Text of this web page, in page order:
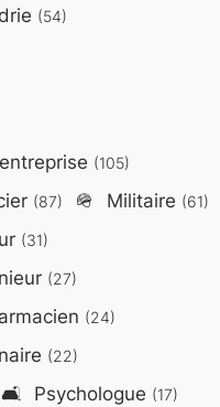
(54)
(105)
(87) 🪖 Militaire (61)
(31)
(27)
(24)
(22)
🛋️ Psychologue (17)